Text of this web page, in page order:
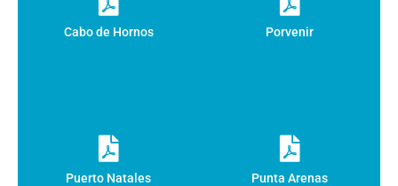
Cabo de Hornos Porvenir
Puerto Natales Punta Arenas